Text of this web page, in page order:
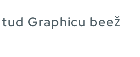
Graphicu beež